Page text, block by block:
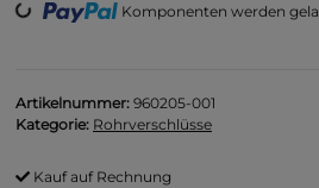
Komponenten werden
Artikelnummer: 960205-001
Kategorie: Rohrverschlüsse
Kauf auf Rechnung